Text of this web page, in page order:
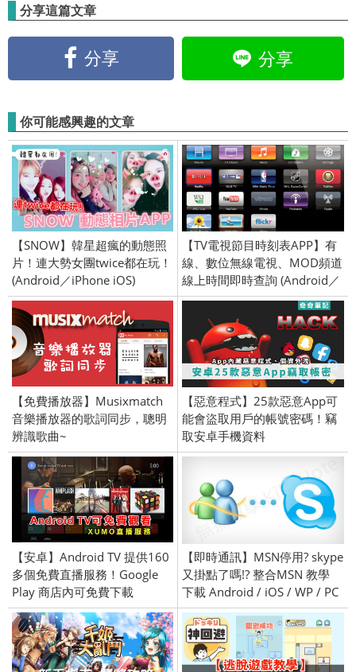
分享這篇文章
分享 分享
你可能感興趣的文章
【SNOW】韓星超瘋的動態照
片！連大勢女團twice都在玩！
(Android／iPhone iOS)
【TV電視節目時刻表APP】有
線、數位無線電視、MOD頻道
線上時間即時查詢 (Android／
iPhone iOS)
【免費播放器】Musixmatch
音樂播放器的歌詞同步，聰明
辨識歌曲~
【惡意程式】25款惡意App可
能會盜取用戶的帳號密碼！竊
取安卓手機資料
【安卓】Android TV 提供160
多個免費直播服務！Google
Play 商店內可免費下載
XUMO！
【即時通訊】MSN停用? skype
又掛點了嗎!? 整合MSN 教學
下載 Android / iOS / WP / PC